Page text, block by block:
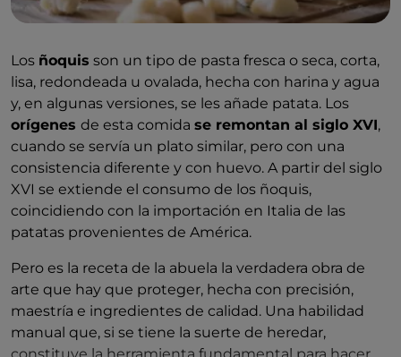
Los ñoquis son un tipo de pasta fresca o seca, corta,
lisa, redondeada u ovalada, hecha con harina y agua
y, en algunas versiones, se les añade patata. Los
orígenes de esta comida se remontan al siglo XVI,
cuando se servía un plato similar, pero con una
consistencia diferente y con huevo. A partir del siglo
XVI se extiende el consumo de los ñoquis,
coincidiendo con la importación en Italia de las
patatas provenientes de América.
Pero es la receta de la abuela la verdadera obra de
arte que hay que proteger, hecha con precisión,
maestría e ingredientes de calidad. Una habilidad
manual que, si se tiene la suerte de heredar,